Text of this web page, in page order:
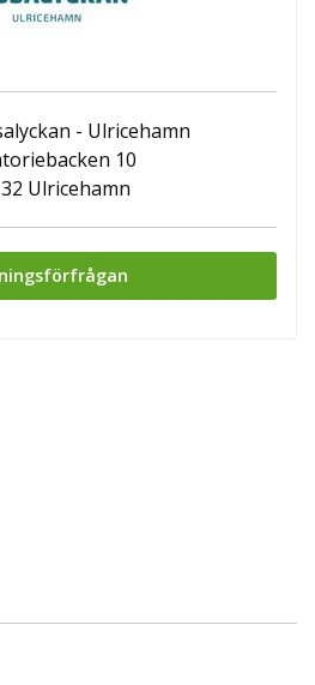
- Ulricehamn
10
Ulricehamn